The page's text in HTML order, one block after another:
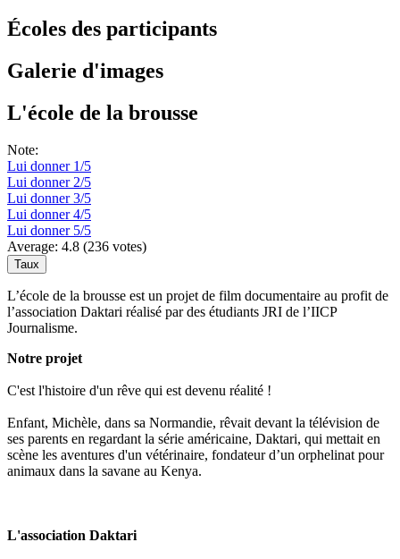
Écoles des participants
Galerie d'images
L'école de la brousse
Note:
Lui donner 1/5
Lui donner 2/5
Lui donner 3/5
Lui donner 4/5
Lui donner 5/5
Average: 4.8 (236 votes)
L’école de la brousse est un projet de film documentaire au profit de
l’association Daktari réalisé par des étudiants JRI de l’IICP
Journalisme.
Notre projet
C'est l'histoire d'un rêve qui est devenu réalité !
Enfant, Michèle, dans sa Normandie, rêvait devant la télévision de
ses parents en regardant la série américaine, Daktari, qui mettait en
scène les aventures d'un vétérinaire, fondateur d’un orphelinat pour
animaux dans la savane au Kenya.
L'association Daktari